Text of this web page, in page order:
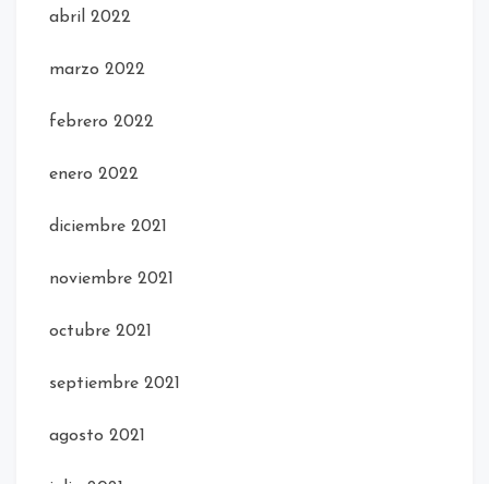
abril 2022
marzo 2022
febrero 2022
enero 2022
diciembre 2021
noviembre 2021
octubre 2021
septiembre 2021
agosto 2021